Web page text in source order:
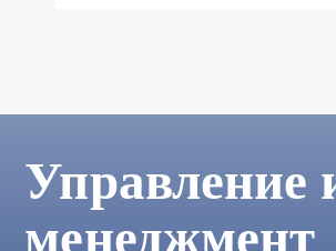
Управление
менеджмент